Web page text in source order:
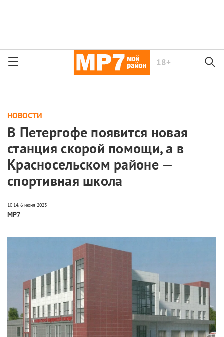
18+
НОВОСТИ
В Петергофе появится новая
станция скорой помощи, а в
Красносельском районе —
спортивная школа
МР7